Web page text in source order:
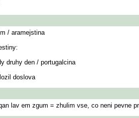
/ aramejstina
druhy den / portugalcina
doslova
lav em zgum = zhulim vse, co neni pevne